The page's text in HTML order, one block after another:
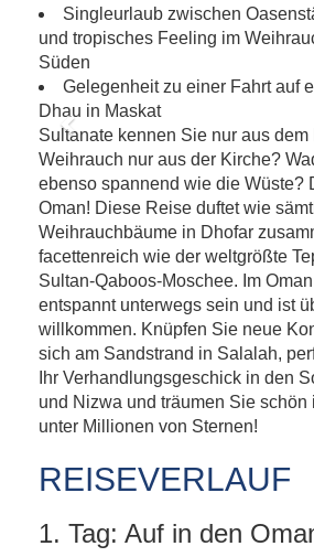
Singleurlaub zwischen
und tropisches Feeling im
Süden
Gelegenheit zu einer Fahrt auf
Dhau in Maskat
Previous
Sultanate kennen Sie nur aus dem
Weihrauch nur aus der Kirche?
ebenso spannend wie die Wüste?
Oman! Diese Reise duftet wie
Weihrauchbäume in Dhofar
facettenreich wie der weltgrößte
Sultan-Qaboos-Moschee. Im
entspannt unterwegs sein und ist
willkommen. Knüpfen Sie neue
sich am Sandstrand in Salalah,
Ihr Verhandlungsgeschick in den
und Nizwa und träumen Sie schön
unter Millionen von Sternen!
REISEVERLAUF
1. Tag: Auf in den